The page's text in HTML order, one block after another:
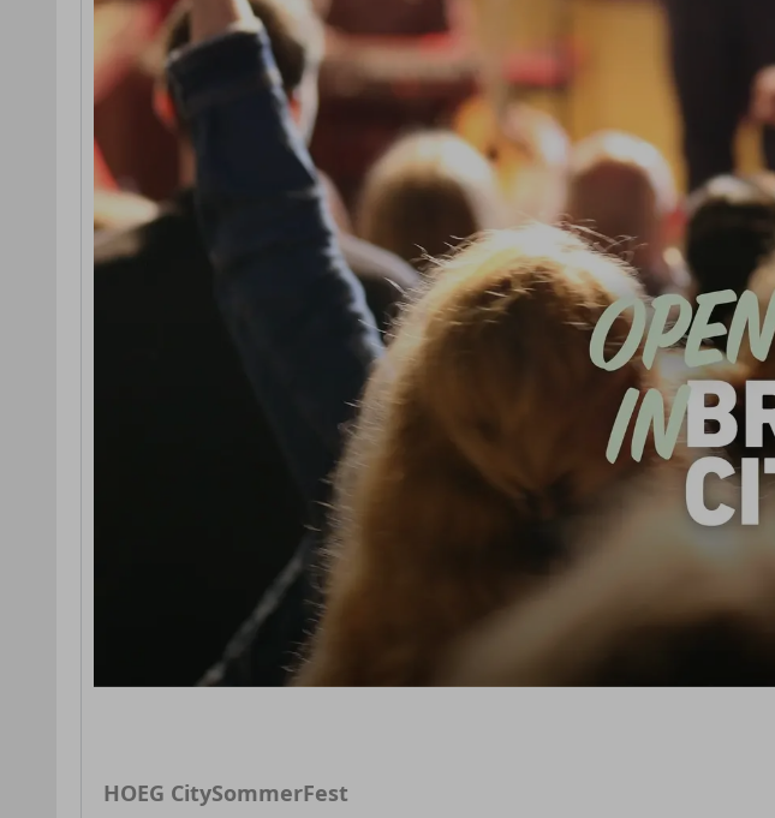
HOEG CitySommerFest